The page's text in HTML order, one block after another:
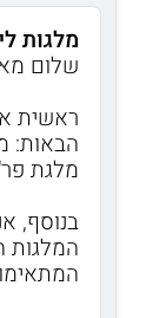
מלגות
שלום
ראשית
הבאות:
מלגת
בנוסף,
המלגות